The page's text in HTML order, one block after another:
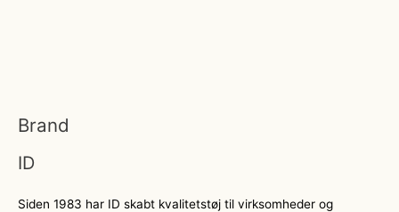
Brand
ID
Siden 1983 har ID skabt kvalitetstøj til virksomheder og